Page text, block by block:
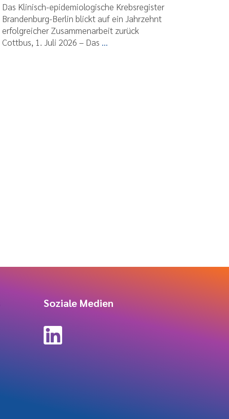
Das Klinisch-epidemiologische Krebsregister
Brandenburg-Berlin blickt auf ein Jahrzehnt
erfolgreicher Zusammenarbeit zurück
Cottbus, 1. Juli 2026 – Das ...
Soziale Medien